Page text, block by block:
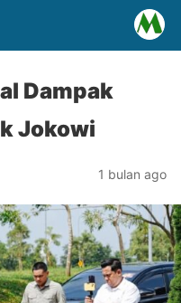
Dampak
Jokowi
1 bulan ago